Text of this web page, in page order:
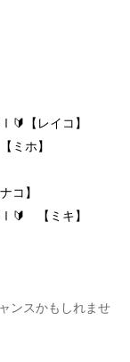
🔰
【レイコ】
ミホ】
コ】
🔰 【ミキ】
ンスかもしれませ